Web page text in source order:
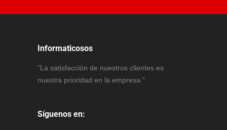
Informaticosos
"La satisfacción de nuestros clientes es
nuestra prioridad en la empresa."
Síguenos en: